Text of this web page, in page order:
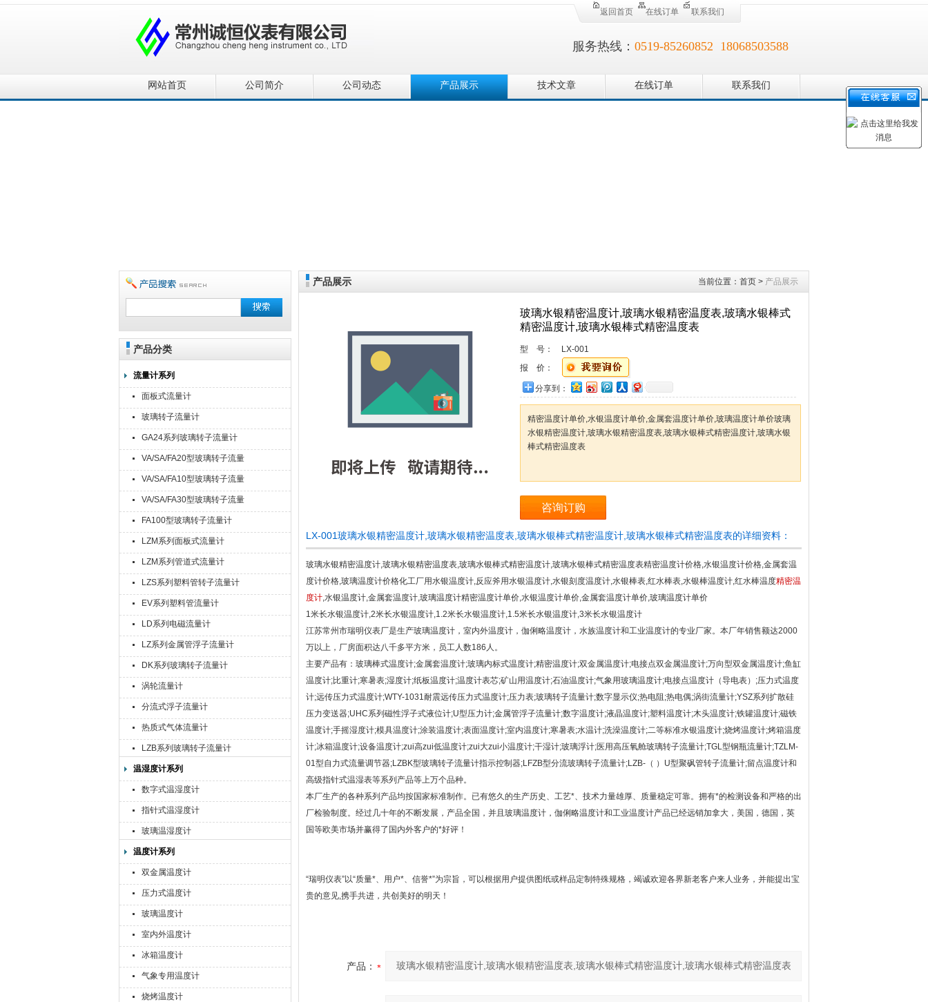
返回首页 在线订单 联系我们
服务热线： 0519-85260852 18068503588
网站首页 公司简介 公司动态 产品展示 技术文章 在线订单 联系我们
产品分类
流量计系列
面板式流量计
玻璃转子流量计
GA24系列玻璃转子流量计
VA/SA/FA20型玻璃转子流量
计
VA/SA/FA10型玻璃转子流量
计
VA/SA/FA30型玻璃转子流量
计
FA100型玻璃转子流量计
LZM系列面板式流量计
LZM系列管道式流量计
LZS系列塑料管转子流量计
EV系列塑料管流量计
LD系列电磁流量计
LZ系列金属管浮子流量计
DK系列玻璃转子流量计
涡轮流量计
分流式浮子流量计
热质式气体流量计
LZB系列玻璃转子流量计
温湿度计系列
数字式温湿度计
指针式温湿度计
玻璃温湿度计
温度计系列
双金属温度计
压力式温度计
玻璃温度计
室内外温度计
冰箱温度计
气象专用温度计
烧烤温度计
产品展示 当前位置： 首页 > 产品展示
玻璃水银精密温度计,玻璃水银精密温度表,玻璃水银棒式
精密温度计,玻璃水银棒式精密温度表
型 号：
LX-001
报 价：
分享到：
精密温度计单价,水银温度计单价,金属套温度计单价,玻璃温度计单价玻璃
水银精密温度计,玻璃水银精密温度表,玻璃水银棒式精密温度计,玻璃水银
棒式精密温度表
咨询订购
LX-001玻璃水银精密温度计,玻璃水银精密温度表,玻璃水银棒式精密温度计,玻璃水银棒式精密温度表的详细资料：
玻璃水银精密温度计,玻璃水银精密温度表,玻璃水银棒式精密温度计,玻璃水银棒式精密温度表精密温度计价格,水银温度计价格,金属套温
度计价格,玻璃温度计价格化工厂用水银温度计,反应斧用水银温度计,水银刻度温度计,水银棒表,红水棒表,水银棒温度计,红水棒温度精密温
度计,水银温度计,金属套温度计,玻璃温度计精密温度计单价,水银温度计单价,金属套温度计单价,玻璃温度计单价
1米长水银温度计,2米长水银温度计,1.2米长水银温度计,1.5米长水银温度计,3米长水银温度计
江苏常州市瑞明仪表厂是生产玻璃温度计，室内外温度计，伽俐略温度计，水族温度计和工业温度计的专业厂家。本厂年销售额达2000
万以上，厂房面积达八千多平方米，员工人数186人。
主要产品有：玻璃棒式温度计;金属套温度计;玻璃内标式温度计;精密温度计;双金属温度计;电接点双金属温度计;万向型双金属温度计;鱼缸
温度计;比重计;寒暑表;湿度计;纸板温度计;温度计表芯;矿山用温度计;石油温度计;气象用玻璃温度计;电接点温度计（导电表）;压力式温度
计;远传压力式温度计;WTY-1031耐震远传压力式温度计;压力表;玻璃转子流量计;数字显示仪;热电阻;热电偶;涡街流量计;YSZ系列扩散硅
压力变送器;UHC系列磁性浮子式液位计;U型压力计;金属管浮子流量计;数字温度计;液晶温度计;塑料温度计;木头温度计;铁罐温度计;磁铁
温度计;手摇湿度计;模具温度计;涂装温度计;表面温度计;室内温度计;寒暑表;水温计;洗澡温度计;二等标准水银温度计;烧烤温度计;烤箱温度
计;冰箱温度计;设备温度计;zui高zui低温度计;zui大zui小温度计;干湿计;玻璃浮计;医用高压氧舱玻璃转子流量计;TGL型钢瓶流量计;TZLM-
01型自力式流量调节器;LZBK型玻璃转子流量计指示控制器;LFZB型分流玻璃转子流量计;LZB-（ ）U型聚砜管转子流量计;留点温度计和
高级指针式温湿表等系列产品等上万个品种。
本厂生产的各种系列产品均按国家标准制作。已有悠久的生产历史、工艺*、技术力量雄厚、质量稳定可靠。拥有*的检测设备和严格的出
厂检验制度。经过几十年的不断发展，产品全国，并且玻璃温度计，伽俐略温度计和工业温度计产品已经远销加拿大，美国，德国，英
国等欧美市场并赢得了国内外客户的*好评！
“瑞明仪表”以“质量*、用户*、信誉*”为宗旨，可以根据用户提供图纸或样品定制特殊规格，竭诚欢迎各界新老客户来人业务，并能提出宝
贵的意见,携手共进，共创美好的明天！
产品：